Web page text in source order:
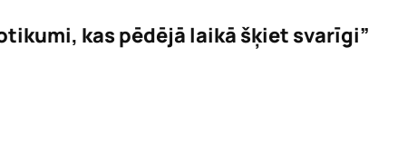
kas pēdējā laikā šķiet svarīgi”